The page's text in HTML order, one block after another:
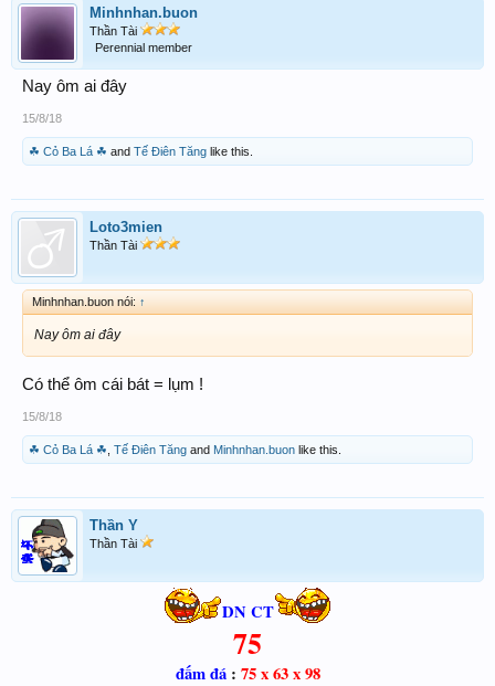
Minhnhan.buon
Thần Tài
Perennial member
Nay ôm ai đây
15/8/18
☘ Cỏ Ba Lá ☘ and Tế Điên Tăng like this.
Loto3mien
Thần Tài
Minhnhan.buon nói: ↑
Nay ôm ai đây
Có thể ôm cái bát = lụm !
15/8/18
☘ Cỏ Ba Lá ☘ Tế Điên Tăng and Minhnhan.buon like this.
Thần Y
Thần Tài
DN CT
75
đấm đá : 75 x 63 x 98